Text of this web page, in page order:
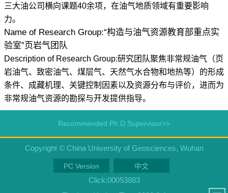
三大油公司横向课题40余项，在油气地质领域有重要影响
力。
Name of Research Group:“构造与油气资源教育部重点实
验室”页岩气团队
Description of Research Group:研究团队聚焦非常规油气（页
岩油气、致密油气、煤层气、天然气水合物和地热等）的形成
条件、成藏机理、关键控制因素以及资源分布与评价，进而为
非常规油气资源的勘探与开发提供指导。
Recommended Ph.D.Supervisor>>
Copyright © China University of Geosciences, Wuhan
PC Version 中文
Click:00053883